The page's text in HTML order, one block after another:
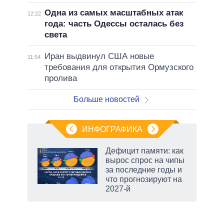
12:22 Одна из самых масштабных атак
года: часть Одессы осталась без
света
11:54
Иран выдвинул США новые
требования для открытия Ормузского
пролива
Больше новостей
ИНФОГРАФИКА
Дефицит памяти: как
вырос спрос на чипы
за последние годы и
что прогнозируют на
2027-й